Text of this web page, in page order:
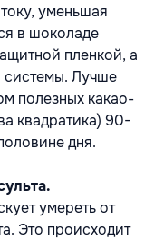
уменьшая
в шоколаде
пленкой, а
системы. Лучше
полезных какао-
квадратика) 90-
дня.
умереть от
Это происходит